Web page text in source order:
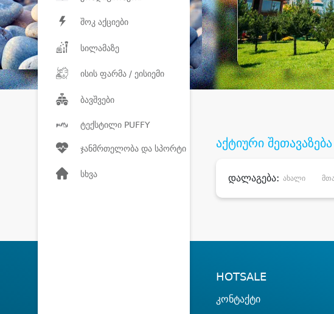
შოკ აქციები
სილამაზე
ისის ფარმა / ეისიემი
ბავშვები
ტექსტილი PUFFY
ჯანმრთელობა და სპორტი
სხვა
აქტიური შეთავაზება
დალაგება: ახალი
HOTSALE
კონტაქტი